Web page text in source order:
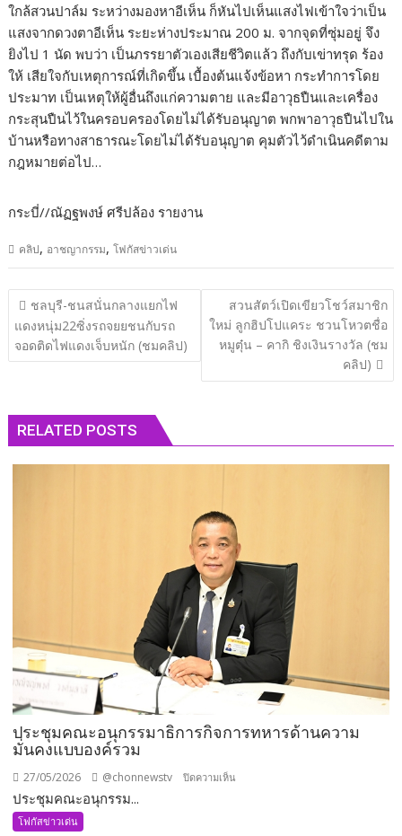
ใกล้สวนปาล์ม ระหว่างมองหาอีเห็น ก็หันไปเห็นแสงไฟเข้าใจว่าเป็น
แสงจากดวงตาอีเห็น ระยะห่างประมาณ 200 ม. จากจุดที่ซุ่มอยู่ จึง
ยิงไป 1 นัด พบว่า เป็นภรรยาตัวเองเสียชีวิตแล้ว ถึงกับเข่าทรุด ร้อง
ให้ เสียใจกับเหตุการณ์ที่เกิดขึ้น เบื้องต้นแจ้งข้อหา กระทำการโดย
ประมาท เป็นเหตุให้ผู้อื่นถึงแก่ความตาย และมีอาวุธปืนและเครื่อง
กระสุนปืนไว้ในครอบครองโดยไม่ได้รับอนุญาต พกพาอาวุธปืนไปใน
บ้านหรือทางสาธารณะโดยไม่ได้รับอนุญาต คุมตัวไว้ดำเนินคดีตาม
กฎหมายต่อไป…
กระบี่//ณัฏฐพงษ์ ศรีปล้อง รายงาน
คลิป, อาชญากรรม,โฟกัสข่าวเด่น
แนะแนว
เรื่อง
ชลบุรี​-ชนสนั่นกลางแยกไฟ
แดงหนุ่ม22ซิ่งรถจยยชนกับรถ
จอดติดไฟแดงเจ็บหนัก (ชมคลิป)
สวนสัตว์เปิดเขียวโชว์สมาชิก
ใหม่ ลูกฮิปโปแคระ ชวนโหวตชื่อ
หมูตุ๋น – คากิ ชิงเงินรางวัล (ชม
คลิป)
RELATED POSTS
ประชุมคณะอนุกรรมาธิการกิจการทหารด้านความ
มั่นคงแบบองค์รวม
27/05/2026 @chonnewstv ปิดความเห็น
ประชุมคณะอนุกรรม...
โฟกัสข่าวเด่น